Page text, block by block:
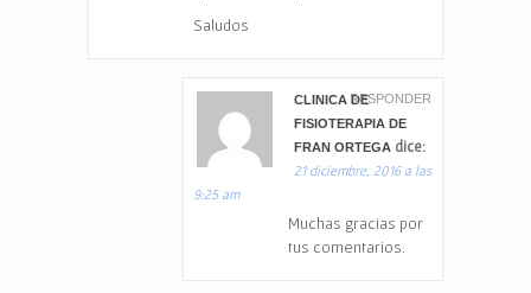
Saludos
CLINICA DE
FISIOTERAPIA DE
FRAN ORTEGA dice:
21 diciembre, 2016 a las
9:25 am
Muchas gracias por
tus comentarios.
RESPONDER